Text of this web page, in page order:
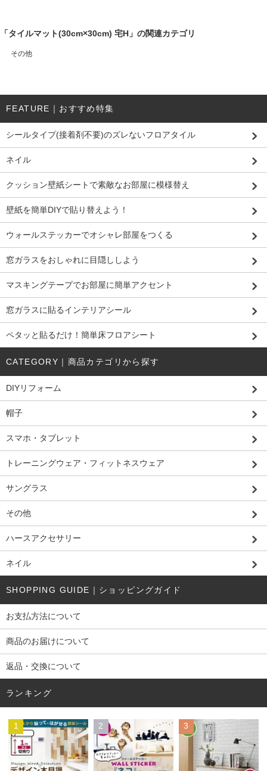
「タイルマット(30cm×30cm) 宅H」の関連カテゴリ
その他
FEATURE｜おすすめ特集
シールタイプ(接着剤不要)のズレないフロアタイル
ネイル
クッション壁紙シートで素敵なお部屋に模様替え
壁紙を簡単DIYで貼り替えよう！
ウォールステッカーでオシャレ部屋をつくる
窓ガラスをおしゃれに目隠ししよう
マスキングテープでお部屋に簡単アクセント
窓ガラスに貼るインテリアシール
ペタッと貼るだけ！簡単床フロアシート
CATEGORY｜商品カテゴリから探す
DIYリフォーム
帽子
スマホ・タブレット
トレーニングウェア・フィットネスウェア
サングラス
その他
ハースアクセサリー
ネイル
SHOPPING GUIDE｜ショッピングガイド
お支払方法について
商品のお届けについて
返品・交換について
ランキング
1 2 3